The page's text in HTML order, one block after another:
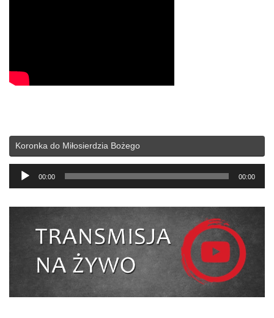
Koronka do Miłosierdzia Bożego
Odtwarzacz
plików
00:00 00:00